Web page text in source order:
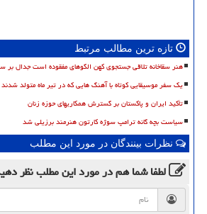
تازه ترین مطالب مرتبط
هنر سقاخانه تلاقی جستجوی کهن الگوهای مفقوده است جدال بر
یک سفر موسیقایی کوتاه با آهنگ هایی که در تیر ماه متولد شدند
تأکید ایران و پاکستان بر گسترش همکاریهای حوزه زنان
سیاست بچه گانه ترامپ سوژه کارتون هنرمند برزیلی شد
نظرات بینندگان در مورد این مطلب
لطفا شما همدر مورد این مطلبنظر